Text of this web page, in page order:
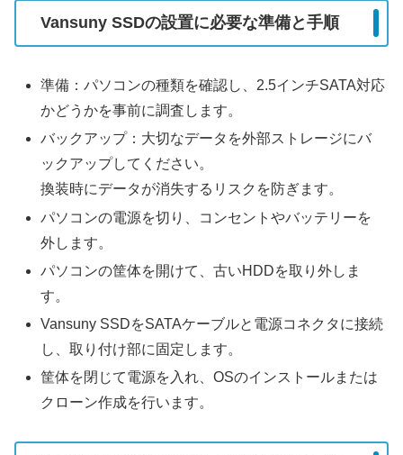
Vansuny SSDの設置に必要な準備と手順
準備：パソコンの種類を確認し、2.5インチSATA対応
かどうかを事前に調査します。
バックアップ：大切なデータを外部ストレージにバ
ックアップしてください。
換装時にデータが消失するリスクを防ぎます。
パソコンの電源を切り、コンセントやバッテリーを
外します。
パソコンの筐体を開けて、古いHDDを取り外しま
す。
Vansuny SSDをSATAケーブルと電源コネクタに接続
し、取り付け部に固定します。
筐体を閉じて電源を入れ、OSのインストールまたは
クローン作成を行います。